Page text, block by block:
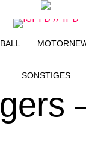
SONSTIGES